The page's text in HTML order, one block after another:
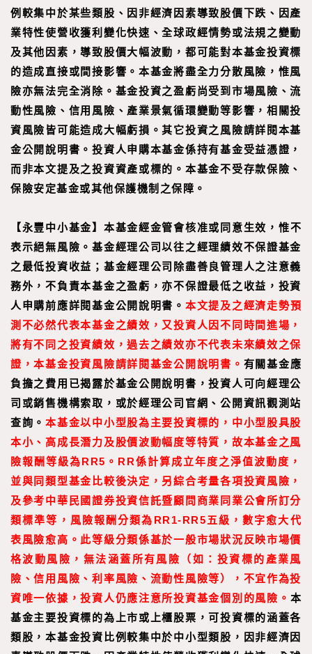
例較集中於某些類股、因非經濟因素導致股價下跌、因產
業特性使營收獲利變化快速、全球政經情勢或法規之變動
及其他因素，導致股價大幅波動，都可能對本基金投資標
的造成直接或間接影響。本基金將盡全力分散風險，惟風
險亦無法完全消除。基金投資之盈虧尚受到市場風險、流
動性風險、信用風險、產業景氣循環變動等影響，相關投
資風險皆可能造成大幅虧損。其它投資之風險請詳閱本基
金公開說明書。投資人申購本基金係持有基金受益憑證，
而非本文提及之投資資產或標的。本基金不受存款保險、
保險安定基金或其他保護機制之保障。
【永豐中小基金】 本基金經金管會核准或同意生效，惟不
表示絕無風險。基金經理公司以往之經理績效不保證基金
之最低投資收益；基金經理公司除盡善良管理人之注意義
務外，不負責本基金之盈虧，亦不保證最低之收益，投資
人申購前應詳閱基金公開說明書。 本文提及之經濟走勢預
測不必然代表本基金之績效，又投資人因不同時間進場，
將有不同之投資績效，過去之績效亦不代表未來績效之保
證，本基金投資風險請詳閱基金公開說明書。 有關基金應
負擔之費用已揭露於基金公開說明書，投資人可向經理公
司或銷售機構索取，或於經理公司官網、公開資訊觀測站
查詢。本基金以中小型股為主要投資標的，中小型股具股
本小、高成長潛力及股價波動幅度等特質，故本基金之風
險報酬等級為RR5。RR係計算成立年度之淨值波動度，
並與同類型基金比較後決定，另綜合考量各項投資風險，
及參考中華民國證券投資信託暨顧問商業同業公會所訂分
類標準等，風險報酬分類為RR1-RR5五級，數字愈大代
表風險愈高。此等級分類係基於一般市場狀況反映市場價
格波動風險，無法涵蓋所有風險（如：投資標的產業風
險、信用風險、利率風險、流動性風險等），不宜作為投
資唯一依據，投資人仍應注意所投資基金個別的風險。 本
基金主要投資標的為上市或上櫃股票，可投資標的涵蓋各
類股，本基金投資比例較集中於中小型類股，因非經濟因